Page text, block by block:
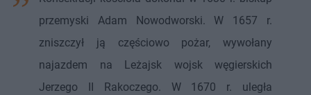
przemyski Adam Nowodworski. W 1657 r.
zniszczył ją częściowo pożar, wywołany
najazdem na Leżajsk wojsk węgierskich
Jerzego II Rakoczego. W 1670 r. uległa